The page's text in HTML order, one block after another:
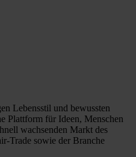
Lebensstil und bewussten
Plattform für Ideen, Menschen
wachsenden Markt des
Trade sowie der Branche